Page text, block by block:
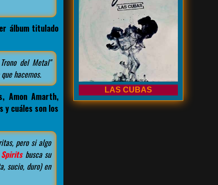
LAS CUBAS
álbum titulado
del Metal"
hacemos.
Amon Amarth,
y cuáles son los
pero si algo
busca su
sucio, duro) en